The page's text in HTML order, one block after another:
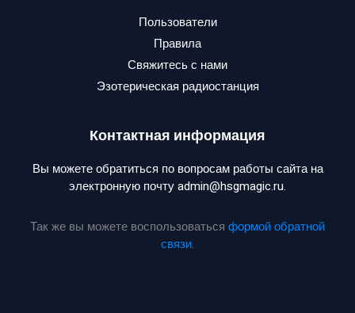
Пользователи
Правила
Свяжитесь с нами
Эзотерическая радиостанция
Контактная информация
Вы можете обратиться по вопросам работы сайта на
электронную почту admin@hsgmagic.ru.
Так же вы можете воспользоваться формой обратной
связи.